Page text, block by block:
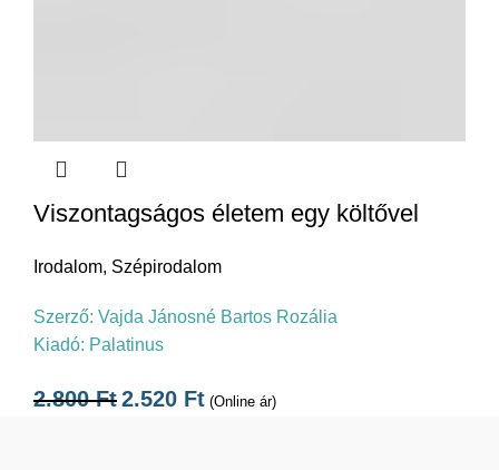
Viszontagságos életem egy költővel
Irodalom, Szépirodalom
Szerző: Vajda Jánosné Bartos Rozália
Kiadó: Palatinus
2.800Ft2.520 Ft (Online ár)